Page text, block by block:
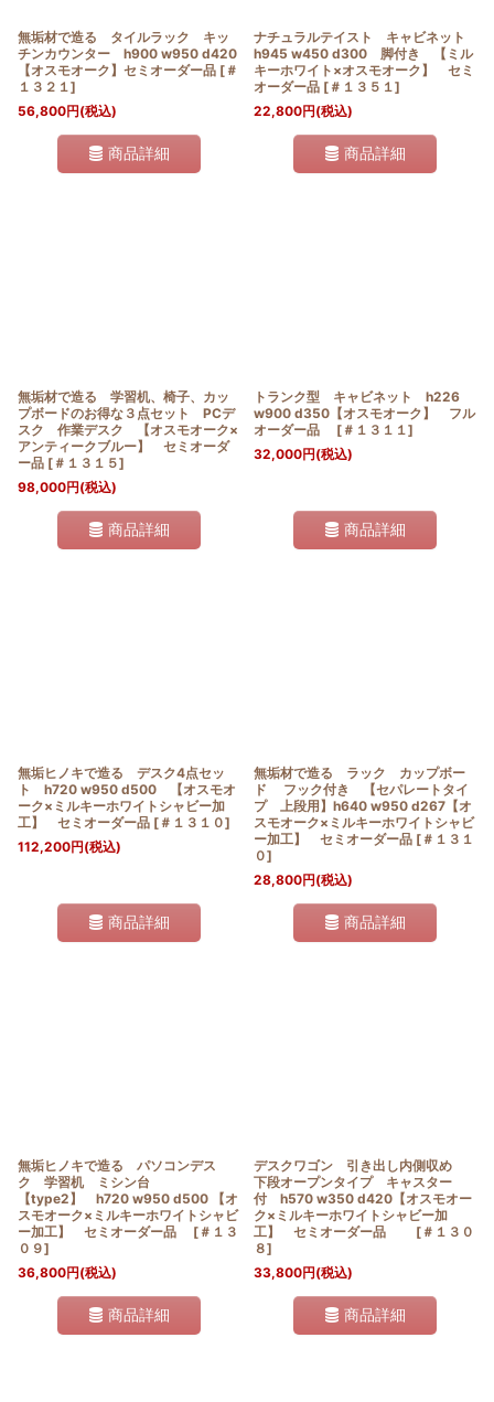
無垢材で造る タイルラック キッ
チンカウンター h900 w950 d420
【オスモオーク】セミオーダー品 [ ＃
１３２１]
56,800円(税込)
商品詳細
ナチュラルテイスト キャビネット
h945 w450 d300 脚付き 【ミル
キーホワイト×オスモオーク】 セミ
オーダー品 [ ＃１３５１]
22,800円(税込)
商品詳細
無垢材で造る 学習机、椅子、カッ
プボードのお得な３点セット PCデ
スク 作業デスク 【オスモオーク×
アンティークブルー】 セミオーダ
ー品 [ ＃１３１５]
98,000円(税込)
商品詳細
トランク型 キャビネット h226
w900 d350【オスモオーク】 フル
オーダー品
[ ＃１３１１]
32,000円(税込)
商品詳細
無垢ヒノキで造る デスク4点セッ
ト h720 w950 d500 【オスモオ
ーク×ミルキーホワイトシャビー加
工】 セミオーダー品 [ ＃１３１０]
112,200円(税込)
商品詳細
無垢材で造る ラック カップボー
ド フック付き 【セパレートタイ
プ 上段用】h640 w950 d267【オ
スモオーク×ミルキーホワイトシャビ
ー加工】 セミオーダー品 [ ＃１３１
０]
28,800円(税込)
商品詳細
無垢ヒノキで造る パソコンデス
ク 学習机 ミシン台
【type2】 h720 w950 d500 【オ
スモオーク×ミルキーホワイトシャビ
ー加工】 セミオーダー品
[ ＃１３
０９]
36,800円(税込)
商品詳細
デスクワゴン 引き出し内側収め
下段オープンタイプ キャスター
付 h570 w350 d420【オスモオー
ク×ミルキーホワイトシャビー加
工】 セミオーダー品
[ ＃１３０
８]
33,800円(税込)
商品詳細